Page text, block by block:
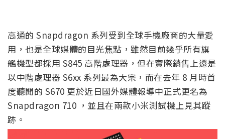
高通的 Snapdragon 系列受到全球手機廠商的大量愛
用，也是全球媒體的目光焦點，雖然目前幾乎所有旗
艦機型都採用 S845 高階處理器，但在實際銷售上還是
以中階處理器 S6xx 系列最為大宗，而在去年 8 月時首
度聽聞的 S670 更於近日國外媒體報導中正式更名為
Snapdragon 710 ，並且在兩款小米測試機上見其蹤
跡。